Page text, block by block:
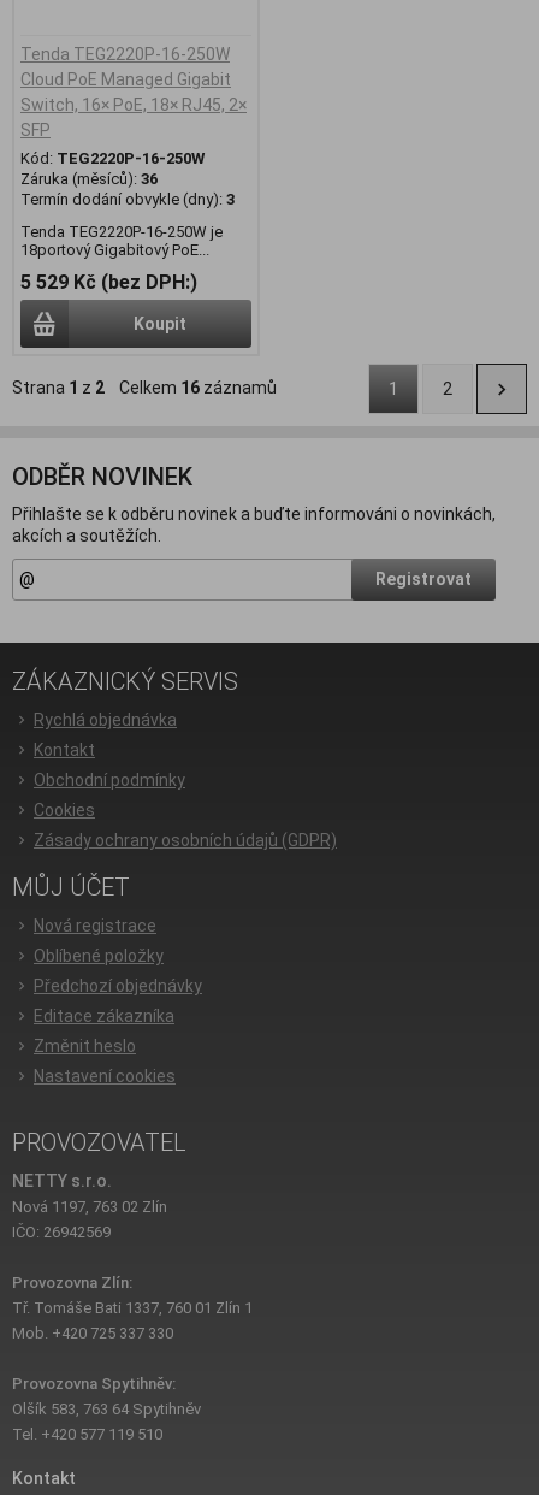
Tenda TEG2220P-16-250W
Cloud PoE Managed Gigabit
Switch, 16× PoE, 18× RJ45, 2×
SFP
Kód: TEG2220P-16-250W
Záruka (měsíců): 36
Termín dodání obvykle (dny): 3
Tenda TEG2220P-16-250W je
18portový Gigabitový PoE...
5 529 Kč (bez DPH:)
Koupit
Strana 1 z 2 Celkem 16 záznamů 1 2
ODBĚR NOVINEK
Přihlašte se k odběru novinek a buďte informováni o novinkách,
akcích a soutěžích.
Registrovat
ZÁKAZNICKÝ SERVIS
Rychlá objednávka
Kontakt
Obchodní podmínky
Cookies
Zásady ochrany osobních údajů (GDPR)
MŮJ ÚČET
Nová registrace
Oblíbené položky
Předchozí objednávky
Editace zákazníka
Změnit heslo
Nastavení cookies
PROVOZOVATEL
NETTY s.r.o.
Nová 1197, 763 02 Zlín
IČO: 26942569
Provozovna Zlín:
Tř. Tomáše Bati 1337, 760 01 Zlín 1
Mob. +420 725 337 330
Provozovna Spytihněv:
Olšík 583, 763 64 Spytihněv
Tel. +420 577 119 510
Kontakt